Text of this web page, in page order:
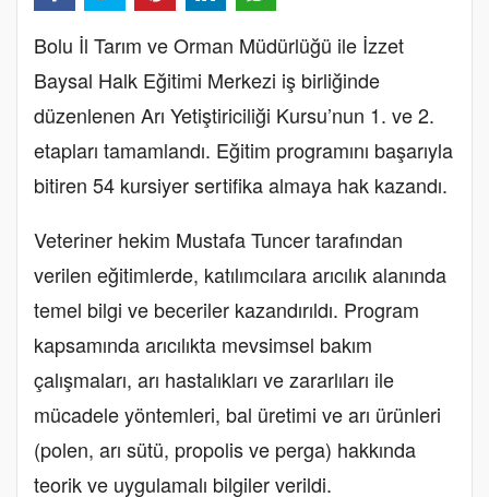
Bolu İl Tarım ve Orman Müdürlüğü ile İzzet
Baysal Halk Eğitimi Merkezi iş birliğinde
düzenlenen Arı Yetiştiriciliği Kursu’nun 1. ve 2.
etapları tamamlandı. Eğitim programını başarıyla
bitiren 54 kursiyer sertifika almaya hak kazandı.
Veteriner hekim Mustafa Tuncer tarafından
verilen eğitimlerde, katılımcılara arıcılık alanında
temel bilgi ve beceriler kazandırıldı. Program
kapsamında arıcılıkta mevsimsel bakım
çalışmaları, arı hastalıkları ve zararlıları ile
mücadele yöntemleri, bal üretimi ve arı ürünleri
(polen, arı sütü, propolis ve perga) hakkında
teorik ve uygulamalı bilgiler verildi.